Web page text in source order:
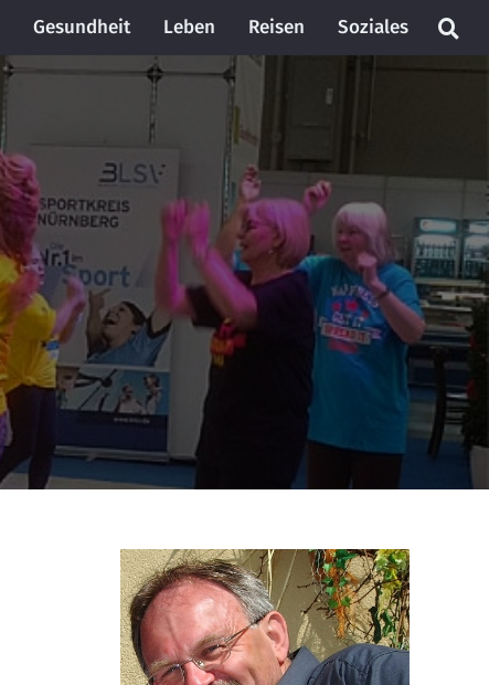
Gesundheit Leben Reisen Soziales